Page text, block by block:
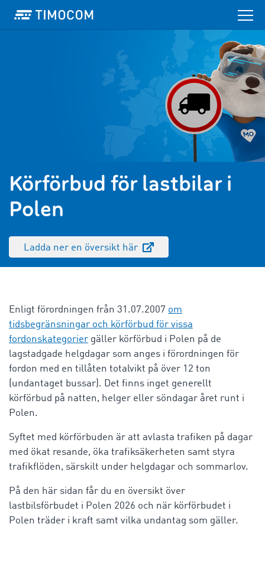
Körförbud för lastbilar i
Polen
Ladda ner en översikt här
Enligt förordningen från 31.07.2007 om
tidsbegränsningar och körförbud för vissa
fordonskategorier gäller körförbud i Polen på de
lagstadgade helgdagar som anges i förordningen för
fordon med en tillåten totalvikt på över 12 ton
(undantaget bussar). Det finns inget generellt
körförbud på natten, helger eller söndagar året runt i
Polen.
Syftet med körförbuden är att avlasta trafiken på dagar
med ökat resande, öka trafiksäkerheten samt styra
trafikflöden, särskilt under helgdagar och sommarlov.
På den här sidan får du en översikt över
lastbilsförbudet i Polen 2026 och när körförbudet i
Polen träder i kraft samt vilka undantag som gäller.